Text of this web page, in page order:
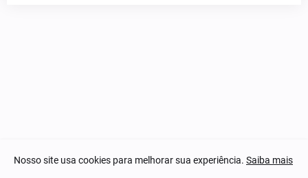
© 2023-2025 Notícias Piauí - Todos os direitos reservados.
Nosso site usa cookies para melhorar sua experiência. Saiba mais